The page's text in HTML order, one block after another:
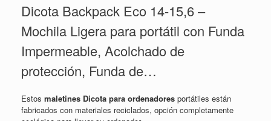
Dicota Backpack Eco 14-15,6 –
Mochila Ligera para portátil con Funda
Impermeable, Acolchado de
protección, Funda de…
Estos maletines Dicota para ordenadores portátiles están
fabricados con materiales reciclados, opción completamente